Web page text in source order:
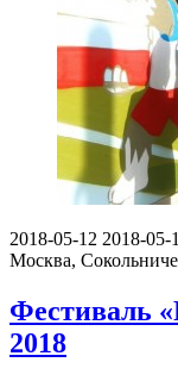
2018-05-12 2018-05-
Москва,
Фестиваль
2018